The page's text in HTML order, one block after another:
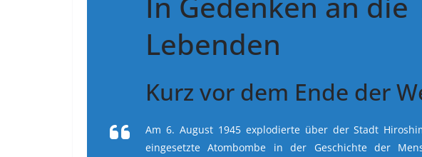
Lebenden
Kurz vor dem Ende der
Am 6. August 1945 explodierte über der Stadt
eingesetzte Atombombe in der Geschichte der